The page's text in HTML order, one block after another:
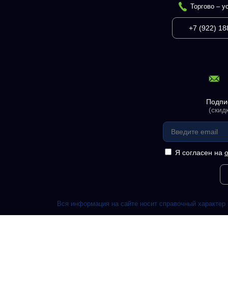
Торгово –
+7 (922)
Я согласен на
Вся информация на сайте носит справочный